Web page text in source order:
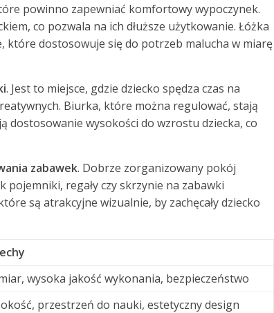
powinno zapewniać komfortowy wypoczynek.
co pozwala na ich dłuższe użytkowanie. Łóżka
dostosowuje się do potrzeb malucha w miarę
. Jest to miejsce, gdzie dziecko spędza czas na
Biurka, które można regulować, stają
dostosowanie wysokości do wzrostu dziecka, co
zabawek. Dobrze zorganizowany pokój
regały czy skrzynie na zabawki
są atrakcyjne wizualnie, by zachęcały dziecko
wysoka jakość wykonania, bezpieczeństwo
przestrzeń do nauki, estetyczny design